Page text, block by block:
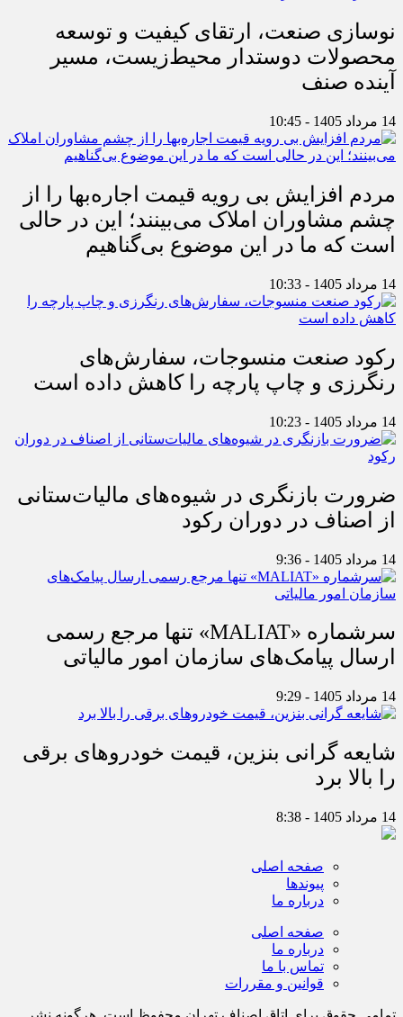
نوسازی صنعت، ارتقای کیفیت و توسعه
محصولات دوستدار محیط‌زیست، مسیر
آینده صنف
14 مرداد 1405 - 10:45
مردم افزایش بی رویه قیمت اجاره‌بها را از
چشم مشاوران املاک می‌بینند؛ این در حالی
است که ما در این موضوع بی‌گناهیم
14 مرداد 1405 - 10:33
رکود صنعت منسوجات، سفارش‌های
رنگرزی و چاپ پارچه را کاهش داده است
14 مرداد 1405 - 10:23
ضرورت بازنگری در شیوه‌های مالیات‌ستانی
از اصناف در دوران رکود
14 مرداد 1405 - 9:36
سرشماره «MALIAT» تنها مرجع رسمی
ارسال پیامک‌های سازمان امور مالیاتی
14 مرداد 1405 - 9:29
شایعه گرانی بنزین، قیمت خودروهای برقی
را بالا برد
14 مرداد 1405 - 8:38
صفحه اصلی
پیوندها
درباره ما
صفحه اصلی
درباره ما
تماس با ما
قوانین و مقررات